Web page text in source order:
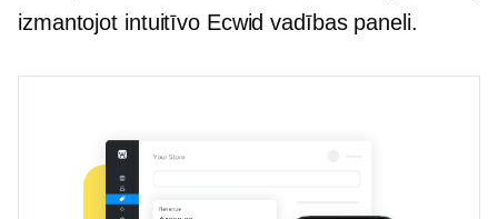
izmantojot intuitīvo Ecwid vadības paneli.